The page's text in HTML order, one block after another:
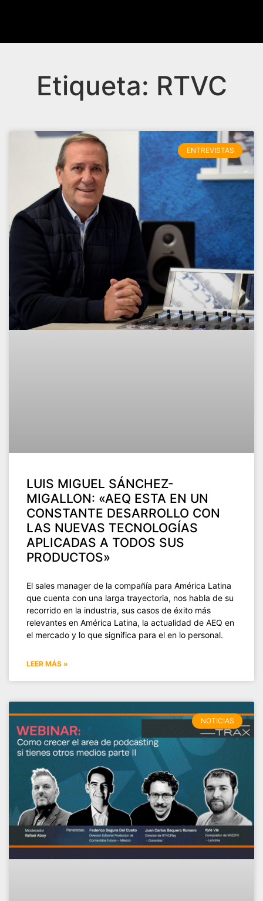
Etiqueta: RTVC
ENTREVISTAS
LUIS MIGUEL SÁNCHEZ-
MIGALLON: «AEQ ESTA EN UN
CONSTANTE DESARROLLO CON
LAS NUEVAS TECNOLOGÍAS
APLICADAS A TODOS SUS
PRODUCTOS»
El sales manager de la compañía para América Latina
que cuenta con una larga trayectoria, nos habla de su
recorrido en la industria, sus casos de éxito más
relevantes en América Latina, la actualidad de AEQ en
el mercado y lo que significa para el en lo personal.
LEER MÁS »
NOTICIAS